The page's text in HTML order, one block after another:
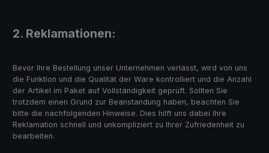
2. Reklamationen:
Bevor Ihre Bestellung unser Unternehmen verlässt, wird von uns
die Funktion und die Qualität der Ware kontrolliert und die Anzahl
der Artikel im Paket auf Vollständigkeit geprüft. Sollten Sie
trotzdem einen Grund zur Beanstandung haben, beachten Sie
bitte die nachfolgenden Hinweise. Dies hilft uns dabei Ihre
Reklamation schnell und unkompliziert zu Ihrer Zufriedenheit zu
bearbeiten.